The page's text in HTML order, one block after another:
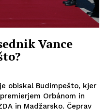
Vance
obiskal Budimpešto, kjer
Orbánom in
in Madžarsko. Čeprav